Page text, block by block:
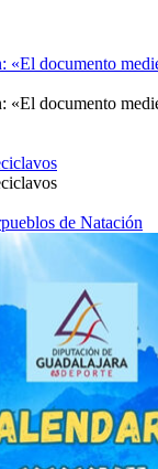
«El documento
«El documento
de Natación